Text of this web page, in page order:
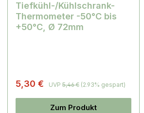
Tiefkühl-/Kühlschrank-
Thermometer -50°C bis
+50°C, Ø 72mm
5,30 € UVP 5,46 € (2.93% gespart)
Zum Produkt